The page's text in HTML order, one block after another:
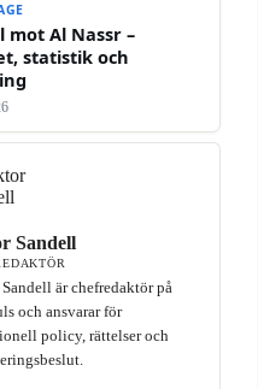
mot Al Nassr –
statistik och
Sandell
är chefredaktör på
och ansvarar för
policy, rättelser och